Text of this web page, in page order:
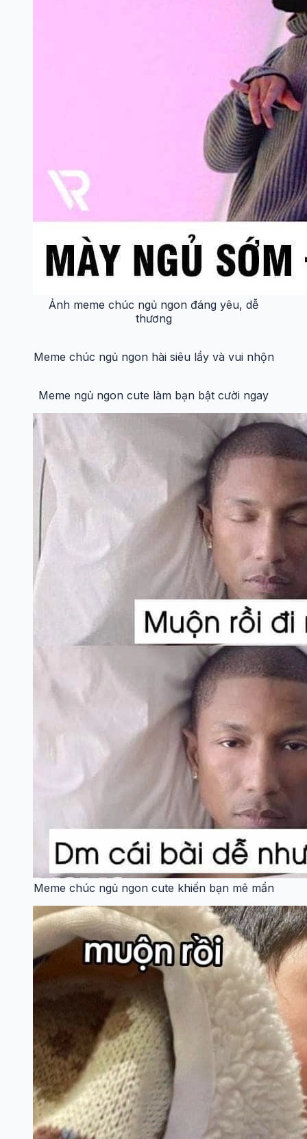
Ảnh meme chúc ngủ ngon đáng yêu, dễ
thương
Meme chúc ngủ ngon hài siêu lầy và vui nhộn
Meme ngủ ngon cute làm bạn bật cười ngay
Meme chúc ngủ ngon cute khiến bạn mê mẩn